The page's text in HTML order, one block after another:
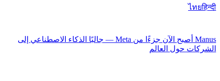
ไทยहिन्दी
Manus أصبح الآن جزءًا من Meta — جالبًا الذكاء الاصطناعي إلى
الشركات حول العالم